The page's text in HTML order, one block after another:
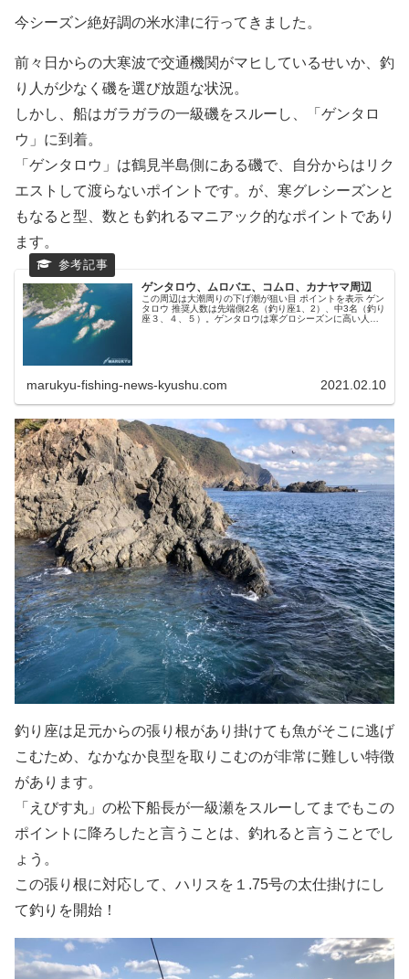
今シーズン絶好調の米水津に行ってきました。
前々日からの大寒波で交通機関がマヒしているせいか、釣
り人が少なく磯を選び放題な状況。
しかし、船はガラガラの一級磯をスルーし、「ゲンタロ
ウ」に到着。
「ゲンタロウ」は鶴見半島側にある磯で、自分からはリク
エストして渡らないポイントです。が、寒グレシーズンと
もなると型、数とも釣れるマニアック的なポイントであり
ます。
ゲンタロウ、ムロバエ、コムロ、カナヤマ周辺
この周辺は大潮周りの下げ潮が狙い目 ポイントを表示 ゲン
タロウ 推奨人数は先端側2名（釣り座1、2）、中3名（釣り
座３、４、５）。ゲンタロウは寒グロシーズンに高い人気
marukyu-fishing-news-kyushu.com 2021.02.10
釣り座は足元からの張り根があり掛けても魚がそこに逃げ
こむため、なかなか良型を取りこむのが非常に難しい特徴
があります。
「えびす丸」の松下船長が一級瀬をスルーしてまでもこの
ポイントに降ろしたと言うことは、釣れると言うことでし
ょう。
この張り根に対応して、ハリスを１.75号の太仕掛けにし
て釣りを開始！